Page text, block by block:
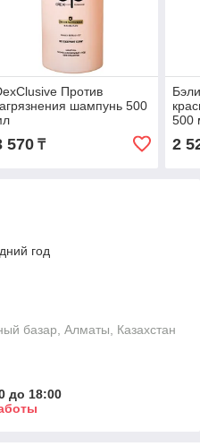
Против
шампунь 500
570₸
500
2
год
базар, Алматы, Казахстан
до 18:00